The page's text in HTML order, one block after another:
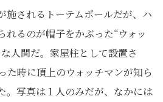
施されるトーテムポールだが、ハ
れるのが帽子をかぶった“ウォッ
人間だ。家屋柱として設置さ
た時に頂上のウォッチマンが知ら
。写真は１人のみだが、なかには